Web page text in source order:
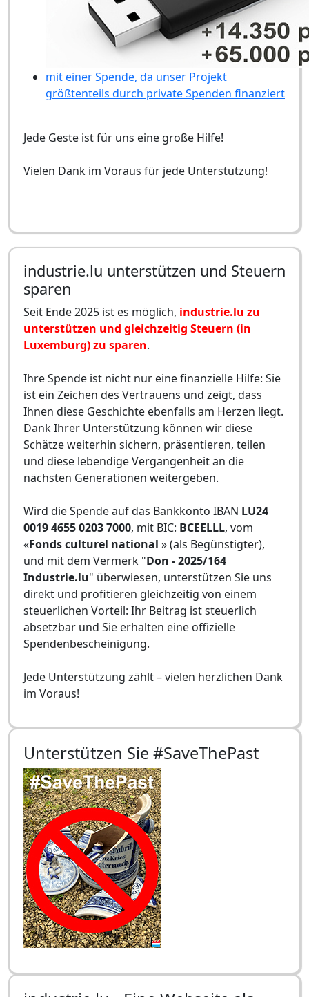
mit einer Spende, da unser Projekt
größtenteils durch private Spenden finanziert
Jede Geste ist für uns eine große Hilfe!
Vielen Dank im Voraus für jede Unterstützung!
industrie.lu unterstützen und Steuern
sparen
Seit Ende 2025 ist es möglich, industrie.lu zu
unterstützen und gleichzeitig Steuern (in
Luxemburg) zu sparen.
Ihre Spende ist nicht nur eine finanzielle Hilfe: Sie
ist ein Zeichen des Vertrauens und zeigt, dass
Ihnen diese Geschichte ebenfalls am Herzen liegt.
Dank Ihrer Unterstützung können wir diese
Schätze weiterhin sichern, präsentieren, teilen
und diese lebendige Vergangenheit an die
nächsten Generationen weitergeben.
Wird die Spende auf das Bankkonto IBAN LU24
0019 4655 0203 7000, mit BIC: BCEELLL, vom
«Fonds culturel national » (als Begünstigter),
und mit dem Vermerk "Don - 2025/164
Industrie.lu" überwiesen, unterstützen Sie uns
direkt und profitieren gleichzeitig von einem
steuerlichen Vorteil: Ihr Beitrag ist steuerlich
absetzbar und Sie erhalten eine offizielle
Spendenbescheinigung.
Jede Unterstützung zählt – vielen herzlichen Dank
im Voraus!
Unterstützen Sie #SaveThePast